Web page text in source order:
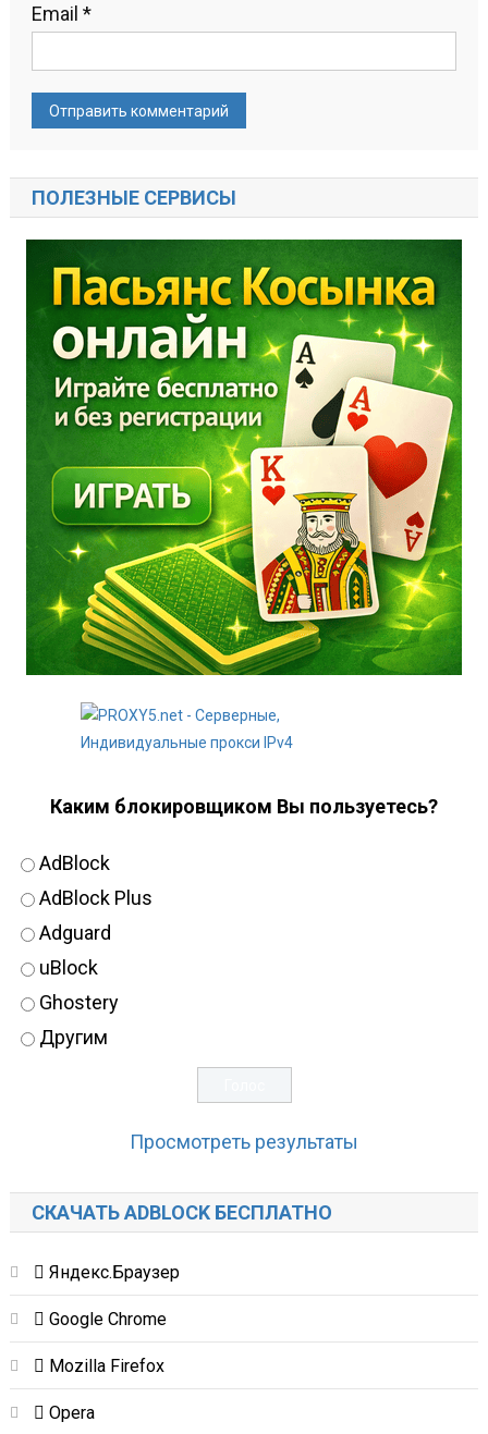
Email *
ПОЛЕЗНЫЕ СЕРВИСЫ
Каким блокировщиком Вы пользуетесь?
AdBlock
AdBlock Plus
Adguard
uBlock
Ghostery
Другим
Просмотреть результаты
СКАЧАТЬ ADBLOCK БЕСПЛАТНО
Яндекс.Браузер
Google Chrome
Mozilla Firefox
Opera